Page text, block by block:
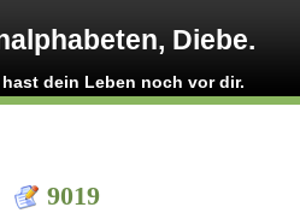
Diebe.
dein Leben noch vor dir.
9019